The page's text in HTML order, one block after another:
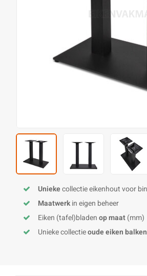
Uniekecollectie eikenhout voor
Maatwerkin eigen beheer
Eiken (tafel)bladenop maat(mm)
Unieke collectieoude eiken balken